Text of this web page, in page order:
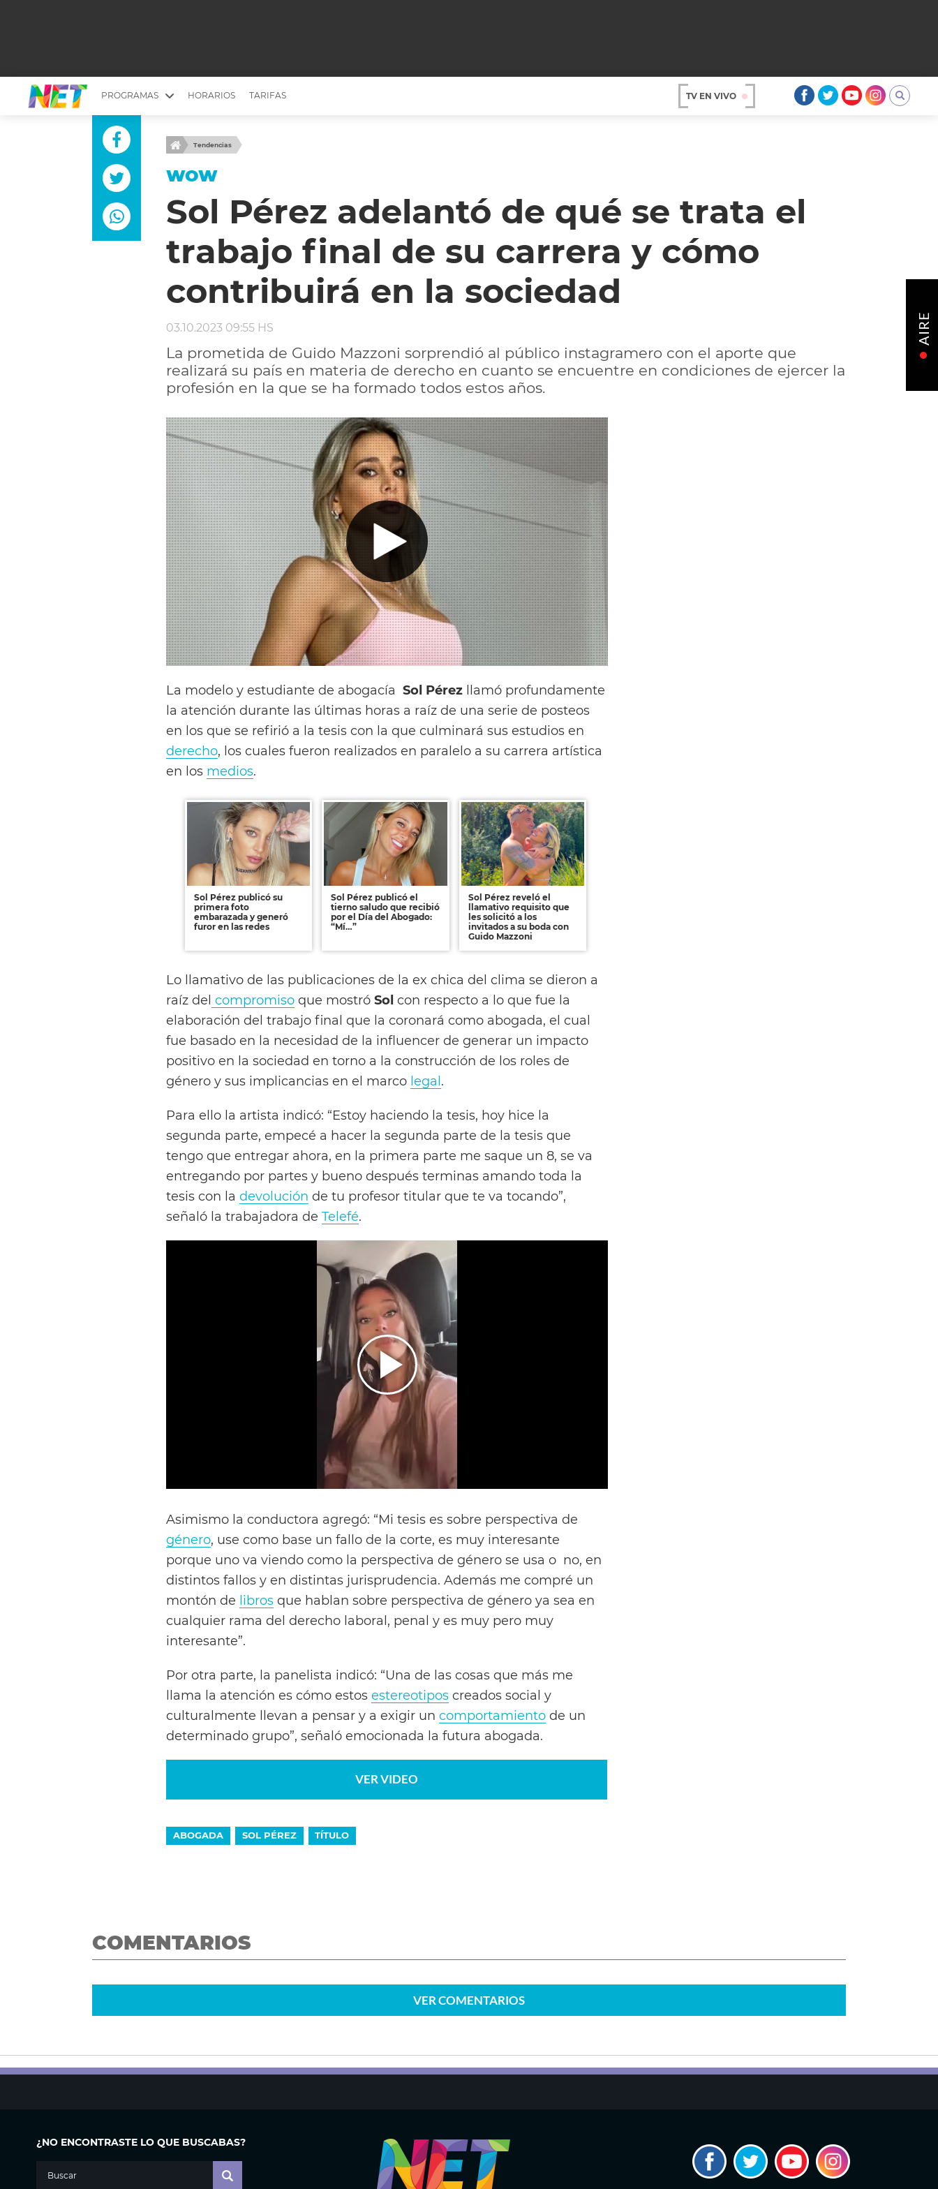
PROGRAMAS
MESA PICANTE
YUYITO A LA TARDE
EMPRENDI2
LONGOBARDI
EL OLIVO BLANCO
TU LUGAR IDEAL
CHICHE EN VIVO
ARGENTINOS X ARGENTINA
ESTÉTICA 360 TV
CARAS Y NEGOCIOS
SCOUTING PARA UN CAMBIO
INTELEXIS TV
ENTROMETIDOS EN LA TELE
ENTRE NOS
MODO FONTEVECCHIA
PERIODISMO PURO
REPERFILAR
FIESTAS ARGENTINAS
FULL FACE TV
DESAFÍO 10 AÑOS MENOS
AGENDA CORPORATIVA
HORARIOS TARIFAS TV EN VIVO
Tendencias
WOW
Sol Pérez adelantó de qué se trata el
trabajo final de su carrera y cómo
contribuirá en la sociedad
03.10.2023 09:55 HS
La prometida de Guido Mazzoni sorprendió al público instagramero con el aporte que
realizará su país en materia de derecho en cuanto se encuentre en condiciones de ejercer la
profesión en la que se ha formado todos estos años.
La modelo y estudiante de abogacía Sol Pérez llamó profundamente
la atención durante las últimas horas a raíz de una serie de posteos
en los que se refirió a la tesis con la que culminará sus estudios en
derecho, los cuales fueron realizados en paralelo a su carrera artística
en los medios.
Sol Pérez publicó su
primera foto
embarazada y generó
furor en las redes
Sol Pérez publicó el
tierno saludo que recibió
por el Día del Abogado:
“Mí…”
Sol Pérez reveló el
llamativo requisito que
les solicitó a los
invitados a su boda con
Guido Mazzoni
Lo llamativo de las publicaciones de la ex chica del clima se dieron a
raíz del compromiso que mostró Sol con respecto a lo que fue la
elaboración del trabajo final que la coronará como abogada, el cual
fue basado en la necesidad de la influencer de generar un impacto
positivo en la sociedad en torno a la construcción de los roles de
género y sus implicancias en el marco legal.
Para ello la artista indicó: “Estoy haciendo la tesis, hoy hice la
segunda parte, empecé a hacer la segunda parte de la tesis que
tengo que entregar ahora, en la primera parte me saque un 8, se va
entregando por partes y bueno después terminas amando toda la
tesis con la devolución de tu profesor titular que te va tocando”,
señaló la trabajadora de Telefé.
Asimismo la conductora agregó: “Mi tesis es sobre perspectiva de
género, use como base un fallo de la corte, es muy interesante
porque uno va viendo como la perspectiva de género se usa o no, en
distintos fallos y en distintas jurisprudencia. Además me compré un
montón de libros que hablan sobre perspectiva de género ya sea en
cualquier rama del derecho laboral, penal y es muy pero muy
interesante”.
Por otra parte, la panelista indicó: “Una de las cosas que más me
llama la atención es cómo estos estereotipos creados social y
culturalmente llevan a pensar y a exigir un comportamiento de un
determinado grupo”, señaló emocionada la futura abogada.
VER VIDEO
ABOGADA SOL PÉREZ TÍTULO
COMENTARIOS
VERCOMENTARIOS
¿NO ENCONTRASTE LO QUE BUSCABAS?
AIRE